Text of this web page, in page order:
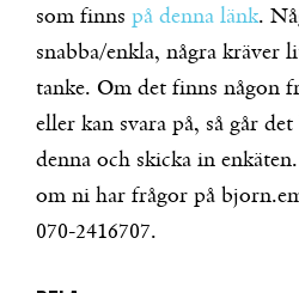
som finns på denna länk.
snabba/enkla, några kräver
tanke. Om det finns någon
eller kan svara på, så går
denna och skicka in
om ni har frågor på
070-2416707.